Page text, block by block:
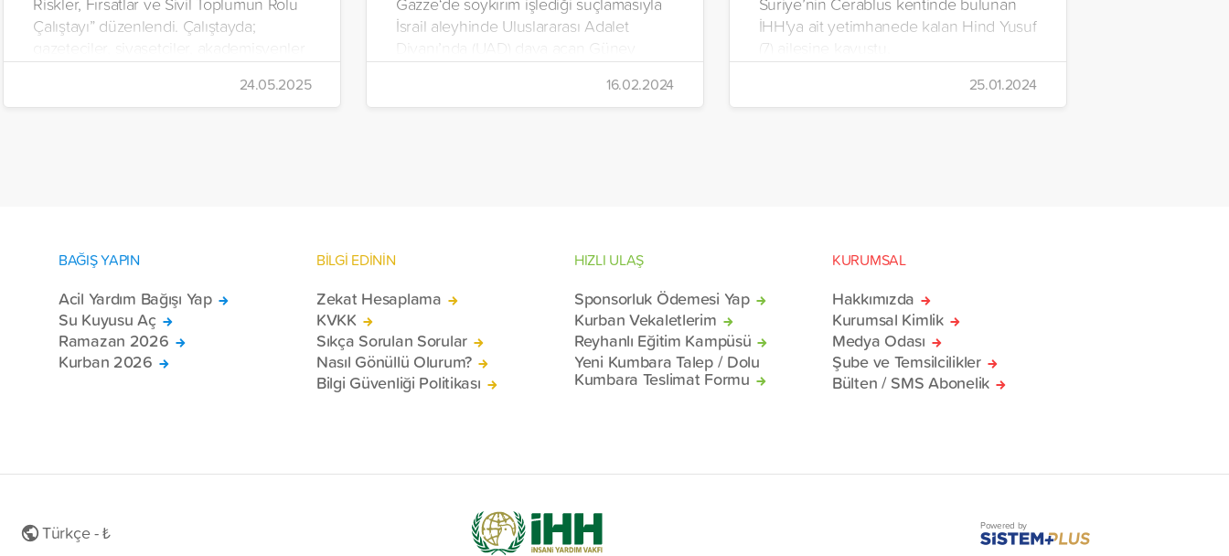
Çalıştayı” düzenlendi. Çalıştayda;
ve sivil toplum kuruluşu temsilcileri
tarafından 3 farklı oturumda “Terörsüz
Türkiye” sürecine ilişkin görüş ve
24.05.2025
İsrail aleyhinde Uluslararası Adalet
Divanı’nda (UAD) dava açan Güney
Afrika’nın Ankara Büyükelçisi Dipuo
Letsatsi-Duba’ya teşekkür ziyaretinde
bulundu.
16.02.2024
İHH'ya ait yetimhanede kalan Hind Yusuf
(7) ailesine kavuştu.
25.01.2024
BAĞIŞ YAPIN
Acil Yardım Bağışı Yap
Su Kuyusu Aç
Ramazan 2026
Kurban 2026
BİLGİ EDİNİN
Zekat Hesaplama
KVKK
Sıkça Sorulan Sorular
Nasıl Gönüllü Olurum?
Bilgi Güvenliği Politikası
HIZLI ULAŞ
Sponsorluk Ödemesi Yap
Kurban Vekaletlerim
Reyhanlı Eğitim Kampüsü
Yeni Kumbara Talep / Dolu
Kumbara Teslimat Formu
KURUMSAL
Hakkımızda
Kurumsal Kimlik
Medya Odası
Şube ve Temsilcilikler
Bülten / SMS Abonelik
Türkçe - ₺ Powered by